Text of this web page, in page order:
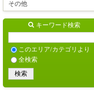
その他
キーワード検索
このエリア/カテゴリより
全検索